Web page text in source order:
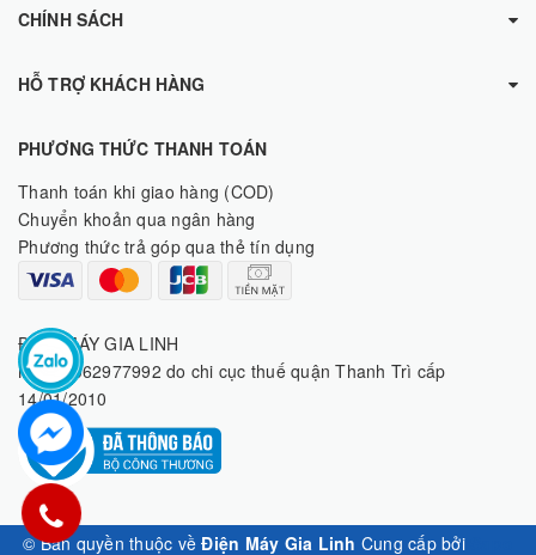
CHÍNH SÁCH
HỖ TRỢ KHÁCH HÀNG
PHƯƠNG THỨC THANH TOÁN
Thanh toán khi giao hàng (COD)
Chuyển khoản qua ngân hàng
Phương thức trả góp qua thẻ tín dụng
ĐIỆN MÁY GIA LINH
MST: 8062977992 do chi cục thuế quận Thanh Trì cấp
14/01/2010
© Bản quyền thuộc vềĐiện Máy Gia Linh Cung cấp bởi